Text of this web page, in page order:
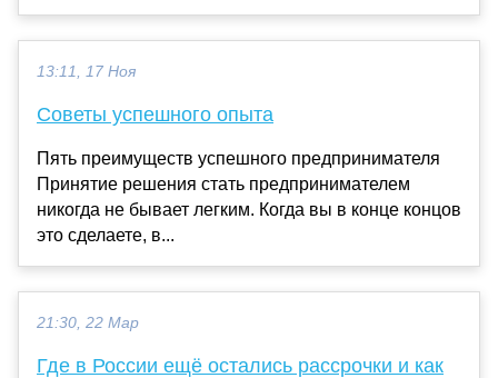
13:11, 17 Ноя
Советы успешного опыта
Пять преимуществ успешного предпринимателя
Принятие решения стать предпринимателем
никогда не бывает легким. Когда вы в конце концов
это сделаете, в...
21:30, 22 Мар
Где в России ещё остались рассрочки и как